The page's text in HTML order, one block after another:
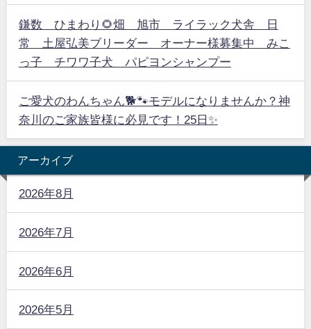
鎌数 ひまわり🌻畑 旭市 ライラック犬舎 日
常 土屋弘美ブリーダー オーナー様募集中 みこ
っ子 チワワ子犬 パピヨンシャンプー
ご愛犬のわんちゃん🐕🐾モデルになりませんか？神
奈川のご家族皆様に必見です！25日✨
アーカイブ
2026年8月
2026年7月
2026年6月
2026年5月